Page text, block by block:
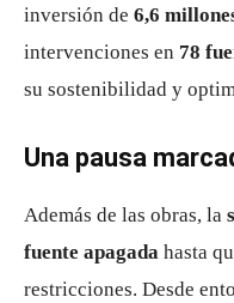
inversión de 6,6
intervenciones en 78
su sostenibilidad y
Una pausa
Además de las obras, la
fuente apagada hasta
restricciones. Desde